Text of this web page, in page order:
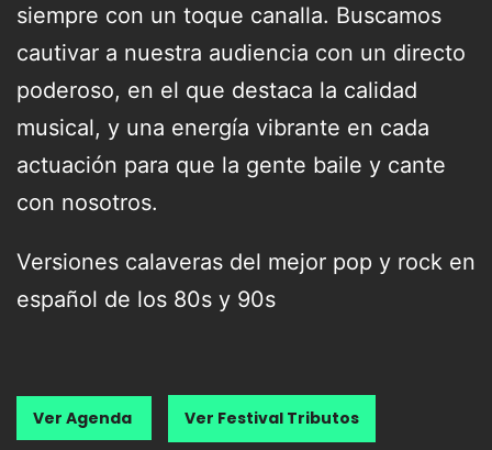
siempre con un toque canalla. Buscamos
cautivar a nuestra audiencia con un directo
poderoso, en el que destaca la calidad
musical, y una energía vibrante en cada
actuación para que la gente baile y cante
con nosotros.
Versiones calaveras del mejor pop y rock en
español de los 80s y 90s
Ver Agenda Ver Festival Tributos